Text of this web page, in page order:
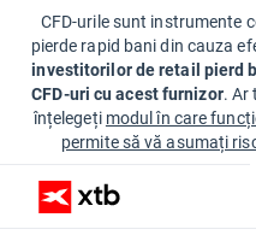
CFD-urile sunt instrumente
pierde rapid bani din cauza
investitorilor de retail pierd
CFD-uri cu acest furnizor. Ar
înțelegeți modul în care
permite să vă asumați